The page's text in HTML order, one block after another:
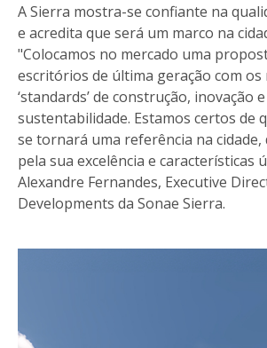
A Sierra mostra-se confiante na
e acredita que será um marco na
"Colocamos no mercado uma
escritórios de última geração com os
‘standards’ de construção, inovação e
sustentabilidade. Estamos certos de
se tornará uma referência na cidade,
pela sua excelência e características
Alexandre Fernandes, Executive
Developments da Sonae Sierra.